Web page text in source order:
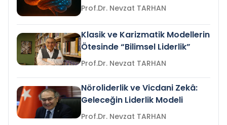
Prof.Dr. Nevzat TARHAN
Klasik ve Karizmatik Modellerin
Ötesinde “Bilimsel Liderlik”
Prof.Dr. Nevzat TARHAN
Nöroliderlik ve Vicdani Zekâ:
Geleceğin Liderlik Modeli
Prof.Dr. Nevzat TARHAN